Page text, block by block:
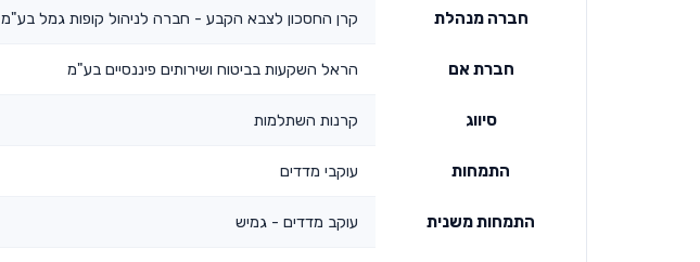
חברה מנהלת קרן החסכון לצבא הקבע - חברה לניהול קופות גמל בע"מ
חברת אם הראל השקעות בביטוח ושירותים פיננסיים בע"מ
סיווג קרנות השתלמות
התמחות עוקבי מדדים
התמחות משנית עוקב מדדים - גמיש